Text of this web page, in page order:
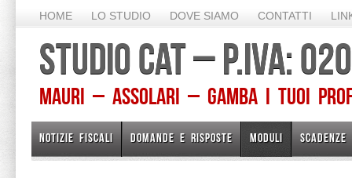
HOME LO STUDIO DOVE SIAMO CONTATTI
STUDIO CAT – P.IVA:
Mauri – Assolari – Gamba I TUOI
NOTIZIE FISCALI DOMANDE E RISPOSTE MODULI SCADENZE